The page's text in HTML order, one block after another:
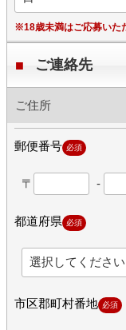
※18歳未満はご応募いた
ご連絡先
ご住所
郵便番号 必須
〒 -
都道府県 必須
市区郡町村番地 必須